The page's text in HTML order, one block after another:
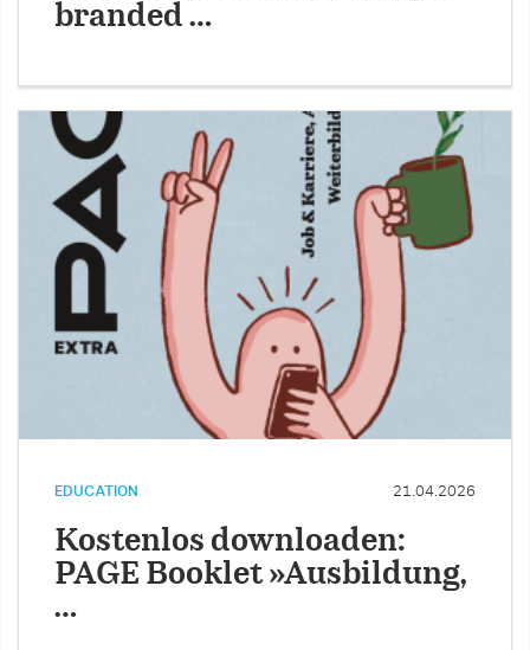
branded …
EDUCATION 21.04.2026
Kostenlos downloaden:
PAGE Booklet »Ausbildung,
…